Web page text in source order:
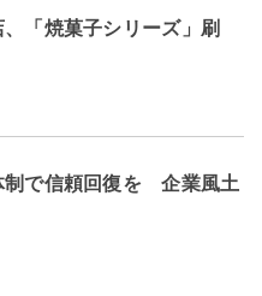
、「焼菓子シリーズ」刷
制で信頼回復を 企業風土